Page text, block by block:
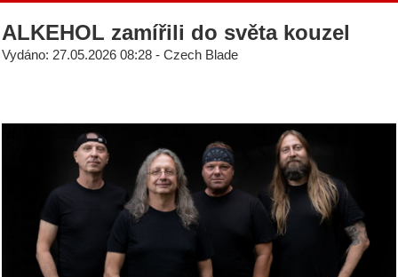
ALKEHOL zamířili do světa kouzel
Vydáno: 27.05.2026 08:28 - Czech Blade